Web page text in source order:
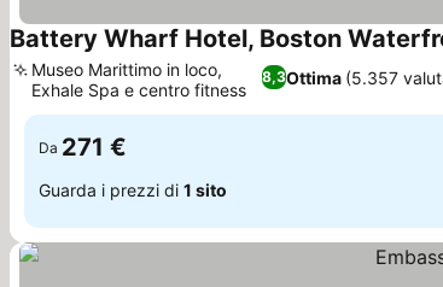
Battery Wharf Hotel, Boston
8,3Ottima (5.357
Museo Marittimo in loco,
Exhale Spa e centro fitness
Da 271 €
Guarda i prezzi di 1 sito